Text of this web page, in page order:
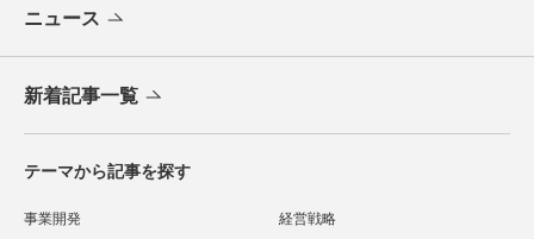
ニュース
新着記事一覧
テーマから記事を探す
事業開発 経営戦略